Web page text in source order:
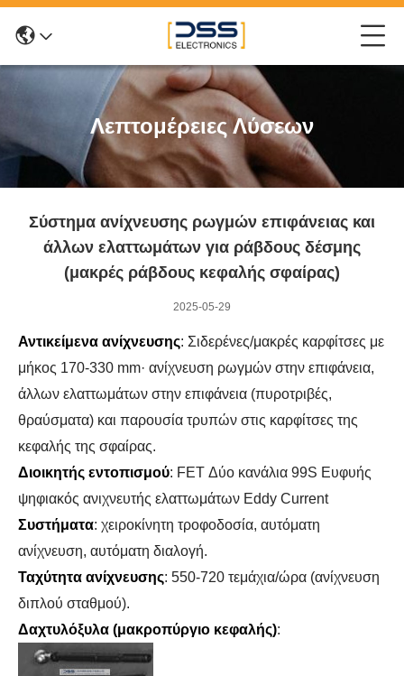
Λεπτομέρειες Λύσεων
Σύστημα ανίχνευσης ρωγμών επιφάνειας και
άλλων ελαττωμάτων για ράβδους δέσμης
(μακρές ράβδους κεφαλής σφαίρας)
2025-05-29
Αντικείμενα ανίχνευσης: Σιδερένες/μακρές καρφίτσες με
μήκος 170-330 mm· ανίχνευση ρωγμών στην επιφάνεια,
άλλων ελαττωμάτων στην επιφάνεια (πυροτριβές,
θραύσματα) και παρουσία τρυπών στις καρφίτσες της
κεφαλής της σφαίρας.
Διοικητής εντοπισμού: FET Δύο κανάλια 99S Ευφυής
ψηφιακός ανιχνευτής ελαττωμάτων Eddy Current
Συστήματα: χειροκίνητη τροφοδοσία, αυτόματη
ανίχνευση, αυτόματη διαλογή.
Ταχύτητα ανίχνευσης: 550-720 τεμάχια/ώρα (ανίχνευση
διπλού σταθμού).
Δαχτυλόξυλα (μακροπύργιο κεφαλής):